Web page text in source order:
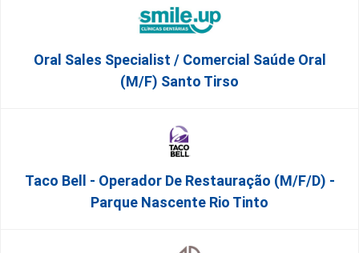
Oral Sales Specialist / Comercial Saúde Oral
(M/F) Santo Tirso
Taco Bell - Operador De Restauração (m/f/d) -
Parque Nascente Rio Tinto